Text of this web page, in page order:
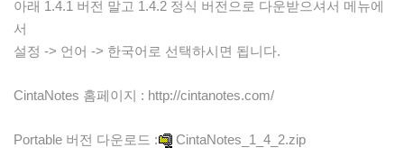
아래 1.4.1 버전 말고 1.4.2 정식 버전으로 다운받으셔서 메뉴에
서
설정 -> 언어 -> 한국어로 선택하시면 됩니다.
CintaNotes 홈페이지 : http://cintanotes.com/
Portable 버전 다운로드 : CintaNotes_1_4_2.zip